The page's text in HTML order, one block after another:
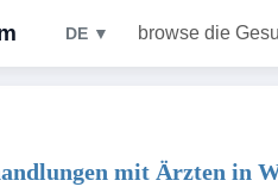
DE ▼ browse die
mit Ärzten in